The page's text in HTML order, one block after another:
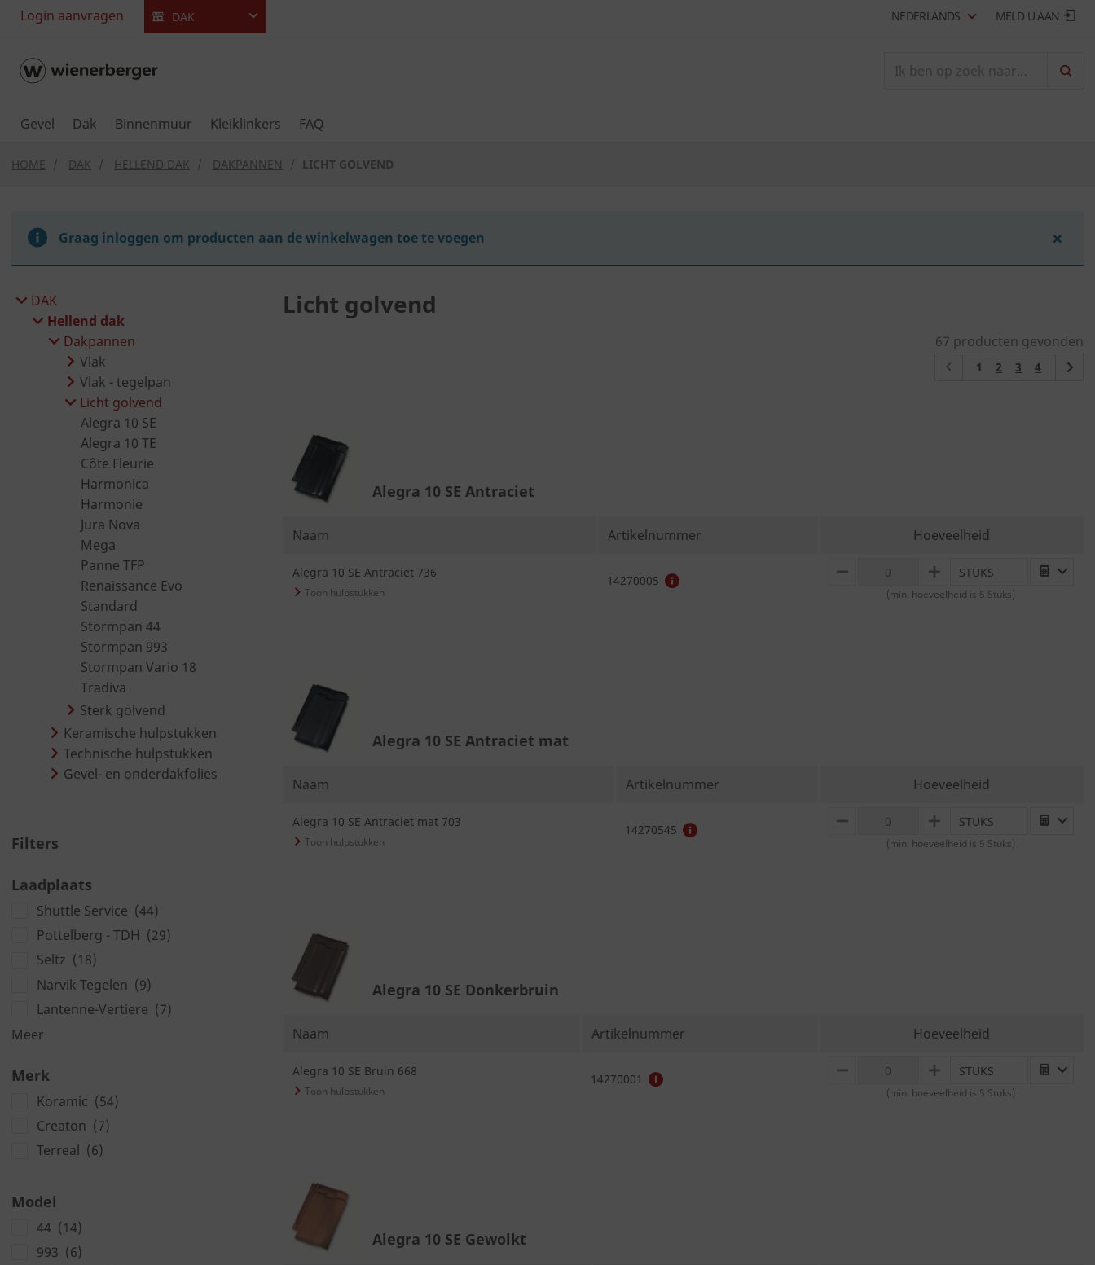
text.skipToContent
text.skipToNavigation
Login aanvragen DAK NEDERLANDS MELD U AAN
Gevel Dak Binnenmuur Kleiklinkers FAQ
HOME DAK HELLEND DAK DAKPANNEN LICHT GOLVEND
Graag inloggen om producten aan de winkelwagen toe te voegen ×
DAK
Hellend dak
Dakpannen
Vlak
Vlak - tegelpan
Licht golvend
Alegra 10 SE
Alegra 10 TE
Côte Fleurie
Harmonica
Harmonie
Jura Nova
Mega
Panne TFP
Renaissance Evo
Standard
Stormpan 44
Stormpan 993
Stormpan Vario 18
Tradiva
Sterk golvend
Keramische hulpstukken
Technische hulpstukken
Gevel- en onderdakfolies
Filters
Laadplaats
Shuttle Service (44)
Pottelberg - TDH (29)
Seltz (18)
Narvik Tegelen (9)
Lantenne-Vertiere (7)
Meer
Merk
Koramic (54)
Creaton (7)
Terreal (6)
Model
44 (14)
993 (6)
Licht golvend
67 producten gevonden
1 (current)
2 3 4
Alegra 10 SE Antraciet
Naam Artikelnummer Hoeveelheid
Alegra 10 SE Antraciet 736
14270005 MINUS PLUSSTUKS
(min. hoeveelheid is 5 Stuks)
Alegra 10 SE Antraciet mat
Naam Artikelnummer Hoeveelheid
Alegra 10 SE Antraciet mat 703
14270545 MINUS PLUSSTUKS
(min. hoeveelheid is 5 Stuks)
Alegra 10 SE Donkerbruin
Naam Artikelnummer Hoeveelheid
Alegra 10 SE Bruin 668
14270001 MINUS PLUSSTUKS
(min. hoeveelheid is 5 Stuks)
Alegra 10 SE Gewolkt